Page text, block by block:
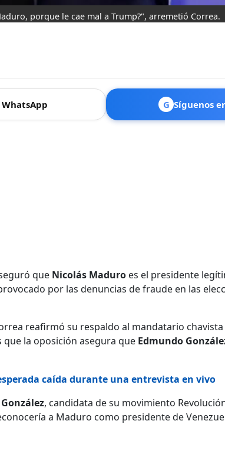
porque le cae mal a Trump?", arremetió Correa.
G Síguenos
que Nicolás Maduro es el presidente
por las denuncias de fraude en las
reafirmó su respaldo al mandatario
la oposición asegura que Edmundo
caída durante una entrevista en vivo
, candidata de su movimiento
a Maduro como presidente de